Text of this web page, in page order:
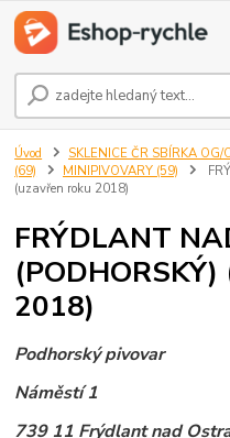
Úvod SKLENICE ČR SBÍRKA OG/
(69)
MINIPIVOVARY (59)
(uzavřen roku 2018)
FRÝDLANT
2018)
Podhorský pivovar
Náměstí 1
739 11 Frýdlant nad